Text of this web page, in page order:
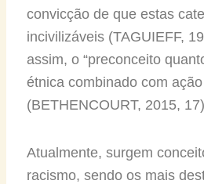
convicção de que estas
incivilizáveis (TAGUIEFF,
assim, o “preconceito
étnica combinado com
(BETHENCOURT, 2015,
Atualmente, surgem
racismo, sendo os mais